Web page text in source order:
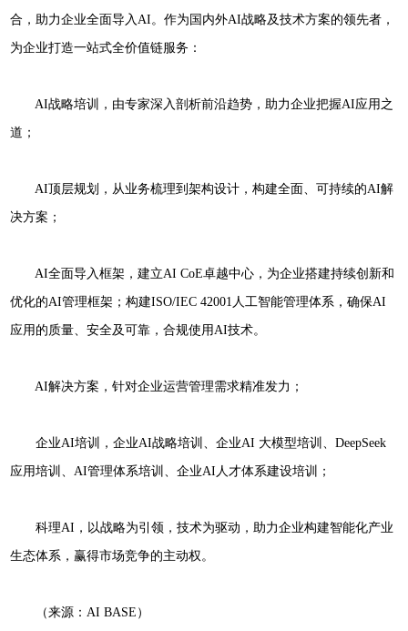
合，助力企业全面导入AI。作为国内外AI战略及技术方案的领先者，
为企业打造一站式全价值链服务：
AI战略培训，由专家深入剖析前沿趋势，助力企业把握AI应用之
道；
AI顶层规划，从业务梳理到架构设计，构建全面、可持续的AI解
决方案；
AI全面导入框架，建立AI CoE卓越中心，为企业搭建持续创新和
优化的AI管理框架；构建ISO/IEC 42001人工智能管理体系，确保AI
应用的质量、安全及可靠，合规使用AI技术。
AI解决方案，针对企业运营管理需求精准发力；
企业AI培训，企业AI战略培训、企业AI 大模型培训、DeepSeek
应用培训、AI管理体系培训、企业AI人才体系建设培训；
科理AI，以战略为引领，技术为驱动，助力企业构建智能化产业
生态体系，赢得市场竞争的主动权。
（来源：AI BASE）